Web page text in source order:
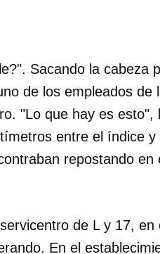
Sacando la cabeza
de los empleados de
"Lo que hay es esto",
entre el índice y
repostando en
de L y 17, en
En el